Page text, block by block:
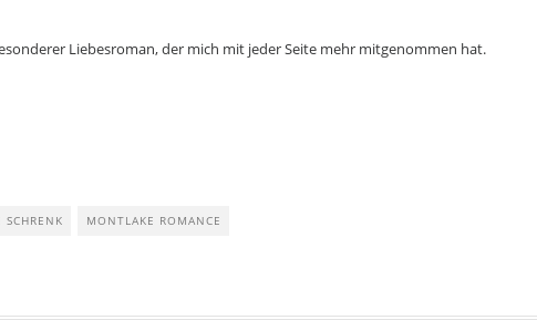
Liebesroman, der mich mit jeder Seite mehr mitgenommen hat.
SCHRENK MONTLAKE ROMANCE